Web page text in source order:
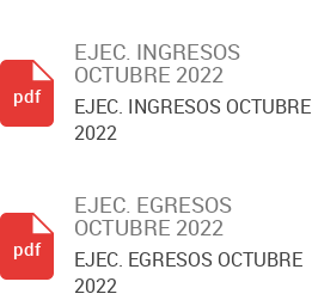
EJEC. INGRESOS
OCTUBRE 2022
EJEC. INGRESOS OCTUBRE
2022
pdf
EJEC. EGRESOS
OCTUBRE 2022
EJEC. EGRESOS OCTUBRE
2022
pdf